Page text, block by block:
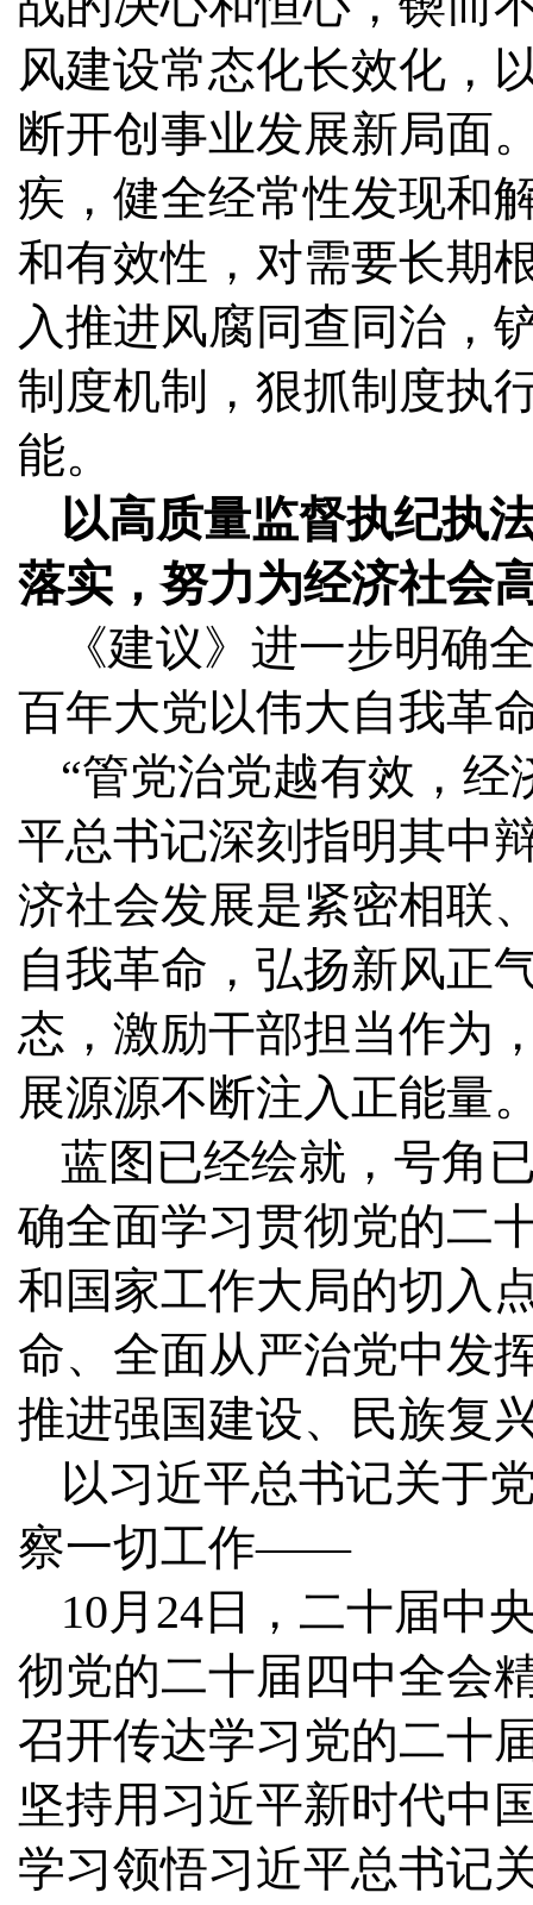
风建设常态化长效化，
断开创事业发展新局面
疾，健全经常性发现和
和有效性，对需要长期
入推进风腐同查同治，
制度机制，狠抓制度执
能。
以高质量监督执纪执
落实，努力为经济社会
《建议》进一步明确
百年大党以伟大自我革
“管党治党越有效，
平总书记深刻指明其中
济社会发展是紧密相联
自我革命，弘扬新风正
态，激励干部担当作为
展源源不断注入正能量
蓝图已经绘就，号角
确全面学习贯彻党的二
和国家工作大局的切入
命、全面从严治党中发
推进强国建设、民族复
以习近平总书记关于
察一切工作——
10月24日，二十届中
彻党的二十届四中全会
召开传达学习党的二十
坚持用习近平新时代中
学习领悟习近平总书记